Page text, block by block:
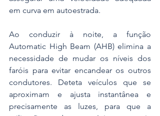
em curva em autoestrada.
Ao conduzir à noite, a função
Automatic High Beam (AHB) elimina a
necessidade de mudar os níveis dos
faróis para evitar encandear os outros
condutores. Deteta veículos que se
aproximam e ajusta instantânea e
precisamente as luzes, para que a